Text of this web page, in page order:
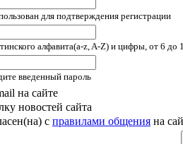
для подтверждения регистрации
алфавита(a-z, A-Z) и цифры, от 6 до
введенный пароль
на сайте
новостей сайта
с правилами общения на